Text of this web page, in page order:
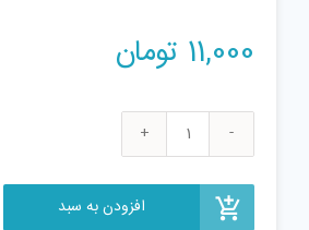
11,000 تومان
عروسک
افزودن به سبد